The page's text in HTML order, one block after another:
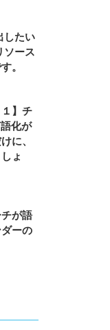
したい
ソース
。
１】チ
化が
に、
ょ
チが語
ーの